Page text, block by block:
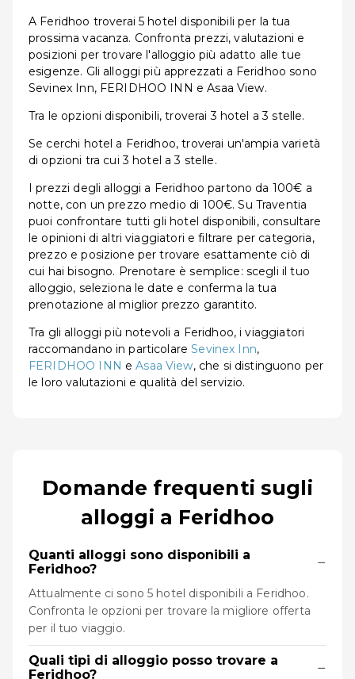
A Feridhoo troverai 5 hotel disponibili per la tua
prossima vacanza. Confronta prezzi, valutazioni e
posizioni per trovare l'alloggio più adatto alle tue
esigenze. Gli alloggi più apprezzati a Feridhoo sono
Sevinex Inn, FERIDHOO INN e Asaa View.
Tra le opzioni disponibili, troverai 3 hotel a 3 stelle.
Se cerchi hotel a Feridhoo, troverai un'ampia varietà
di opzioni tra cui 3 hotel a 3 stelle.
I prezzi degli alloggi a Feridhoo partono da 100€ a
notte, con un prezzo medio di 100€. Su Traventia
puoi confrontare tutti gli hotel disponibili, consultare
le opinioni di altri viaggiatori e filtrare per categoria,
prezzo e posizione per trovare esattamente ciò di
cui hai bisogno. Prenotare è semplice: scegli il tuo
alloggio, seleziona le date e conferma la tua
prenotazione al miglior prezzo garantito.
Tra gli alloggi più notevoli a Feridhoo, i viaggiatori
raccomandano in particolareSevinex Inn,
FERIDHOO INN eAsaa View, che si distinguono per
le loro valutazioni e qualità del servizio.
Domande frequenti sugli
alloggi a Feridhoo
Quanti alloggi sono disponibili a
Feridhoo?
−
Attualmente ci sono 5 hotel disponibili a Feridhoo.
Confronta le opzioni per trovare la migliore offerta
per il tuo viaggio.
Quali tipi di alloggio posso trovare a
Feridhoo?
−